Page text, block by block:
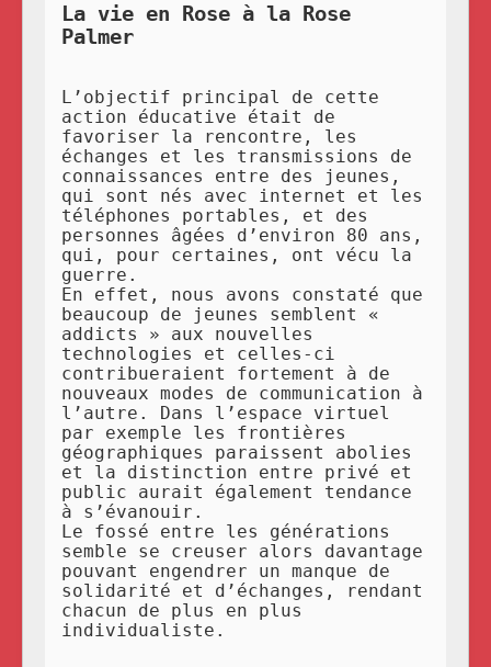
La vie en Rose à la Rose
Palmer
L’objectif principal de cette
action éducative était de
favoriser la rencontre, les
échanges et les transmissions de
connaissances entre des jeunes,
qui sont nés avec internet et les
téléphones portables, et des
personnes âgées d’environ 80 ans,
qui, pour certaines, ont vécu la
guerre.
En effet, nous avons constaté que
beaucoup de jeunes semblent «
addicts » aux nouvelles
technologies et celles-ci
contribueraient fortement à de
nouveaux modes de communication à
l’autre. Dans l’espace virtuel
par exemple les frontières
géographiques paraissent abolies
et la distinction entre privé et
public aurait également tendance
à s’évanouir.
Le fossé entre les générations
semble se creuser alors davantage
pouvant engendrer un manque de
solidarité et d’échanges, rendant
chacun de plus en plus
individualiste.